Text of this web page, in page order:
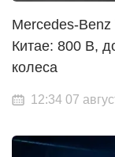
Mercedes-
Китае: 800 В,
колеса
12:34 07